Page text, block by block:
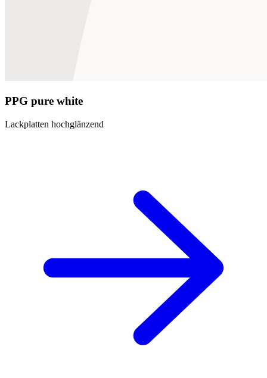
PPG pure white
Lackplatten hochglänzend